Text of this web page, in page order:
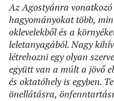
Az Agostyánra
hagyományokat több,
oklevelekből és a
leletanyagából. Nagy
létrehozni egy olyan
együtt van a múlt a jövő
és oktatóhely is egyben.
önellátásra,